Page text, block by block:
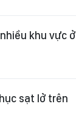
khu vực ở
sạt lở trên